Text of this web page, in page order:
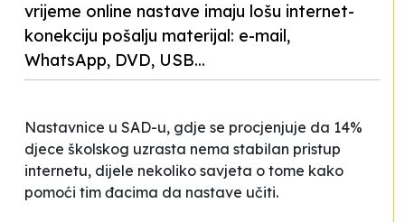
vrijeme online nastave imaju lošu internet-
konekciju pošalju materijal: e-mail,
WhatsApp, DVD, USB...
Nastavnice u SAD-u, gdje se procjenjuje da 14%
djece školskog uzrasta nema stabilan pristup
internetu, dijele nekoliko savjeta o tome kako
pomoći tim đacima da nastave učiti.